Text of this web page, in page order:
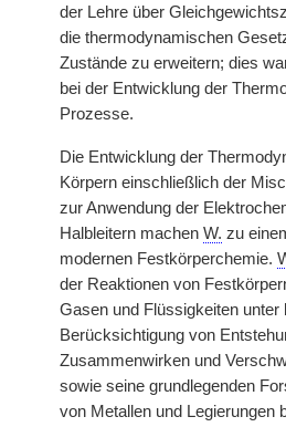
der Lehre über
die thermodynamischen
Zustände zu erweitern; dies
bei der Entwicklung der
Prozesse.
Die Entwicklung der
Körpern einschließlich der
zur Anwendung der
Halbleitern machen W. zu
modernen Festkörperchemie.
der Reaktionen von
Gasen und Flüssigkeiten unter
Berücksichtigung von
Zusammenwirken und
sowie seine grundlegenden
von Metallen und Legierungen